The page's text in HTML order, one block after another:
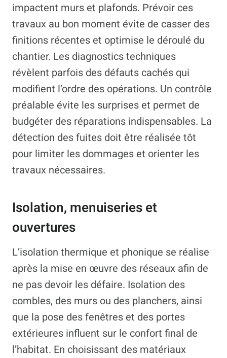
impactent murs et plafonds. Prévoir ces
travaux au bon moment évite de casser des
finitions récentes et optimise le déroulé du
chantier. Les diagnostics techniques
révèlent parfois des défauts cachés qui
modifient l’ordre des opérations. Un contrôle
préalable évite les surprises et permet de
budgéter des réparations indispensables. La
détection des fuites doit être réalisée tôt
pour limiter les dommages et orienter les
travaux nécessaires.
Isolation, menuiseries et
ouvertures
L’isolation thermique et phonique se réalise
après la mise en œuvre des réseaux afin de
ne pas devoir les défaire. Isolation des
combles, des murs ou des planchers, ainsi
que la pose des fenêtres et des portes
extérieures influent sur le confort final de
l’habitat. En choisissant des matériaux